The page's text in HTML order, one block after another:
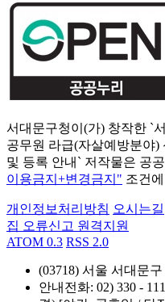
서대문구청이(가) 창작한 `
공무원 라급(자살예방분야)
및 등록 안내` 저작물은 공공
이용금지+변경금지" 조건
개인정보처리방침 오시는길
집 오류신고 원격지원
ATOM 0.3 RSS 2.0
(03718) 서울 서대문
안내전화: 02) 330 -